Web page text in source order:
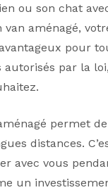
ou son chat
aménagé,
pour
autorisés par la
permet
distances.
avec vous
un